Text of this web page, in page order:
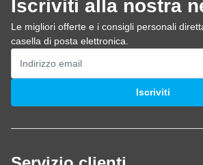
Iscriviti alla nostra
Le migliori offerte e i consigli personali
casella di posta elettronica.
Indirizzo email
Iscriviti